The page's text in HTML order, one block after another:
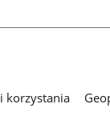
korzystania